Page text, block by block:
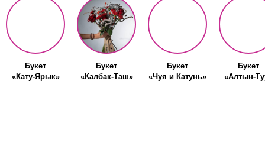
Букет
«Кату-Ярык»
Букет
«Калбак-Таш»
Букет
«Чуя и Катунь»
Букет
«Алтын-